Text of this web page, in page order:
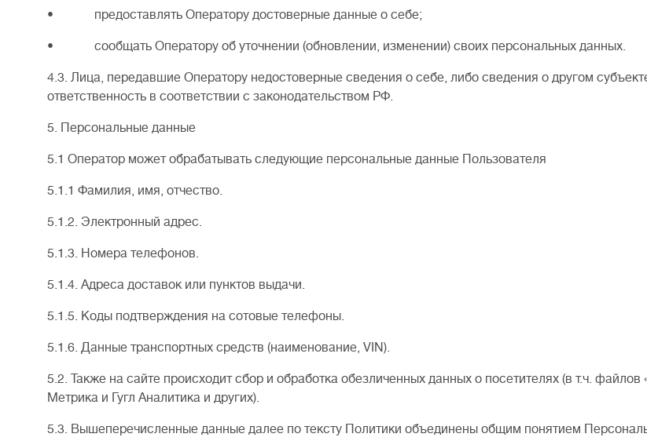
• предоставлять Оператору достоверные данные о себе;
• сообщать Оператору об уточнении (обновлении, изменении) своих персональных данных.
4.3. Лица, передавшие Оператору недостоверные сведения о себе, либо сведения о другом
ответственность в соответствии с законодательством РФ.
5. Персональные данные
5.1 Оператор может обрабатывать следующие персональные данные Пользователя
5.1.1 Фамилия, имя, отчество.
5.1.2. Электронный адрес.
5.1.3. Номера телефонов.
5.1.4. Адреса доставок или пунктов выдачи.
5.1.5. Коды подтверждения на сотовые телефоны.
5.1.6. Данные транспортных средств (наименование, VIN).
5.2. Также на сайте происходит сбор и обработка обезличенных данных о посетителях (в т.ч.
Метрика и Гугл Аналитика и других).
5.3. Вышеперечисленные данные далее по тексту Политики объединены общим понятием